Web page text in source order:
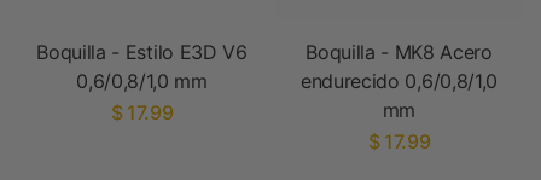
Boquilla - Estilo E3D V6
0,6/0,8/1,0 mm
$ 17.99
Boquilla - MK8 Acero
endurecido 0,6/0,8/1,0
mm
$ 17.99